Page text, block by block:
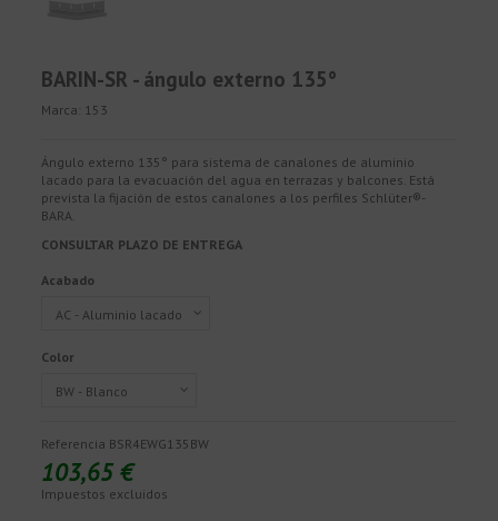
BARIN-SR - ángulo externo 135°
Marca: 153
Ángulo externo 135° para sistema de canalones de aluminio
lacado para la evacuación del agua en terrazas y balcones. Está
prevista la fijación de estos canalones a los perfiles Schlüter®-
BARA.
CONSULTAR PLAZO DE ENTREGA
Acabado
Color
Referencia BSR4EWG135BW
103,65 €
Impuestos excluidos